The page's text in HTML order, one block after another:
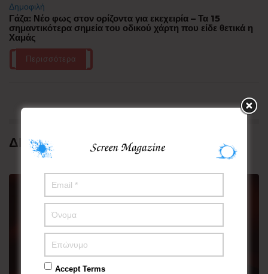
Δημοφιλή
Γάζα: Νέο φως στον ορίζοντα για εκεχειρία – Τα 15
σημαντικότερα σημεία του οδικού χάρτη που είδε θετικά η
Χαμάς
Περισσότερα
ΔΗΜΟΦΙΛΗ
Accept Terms